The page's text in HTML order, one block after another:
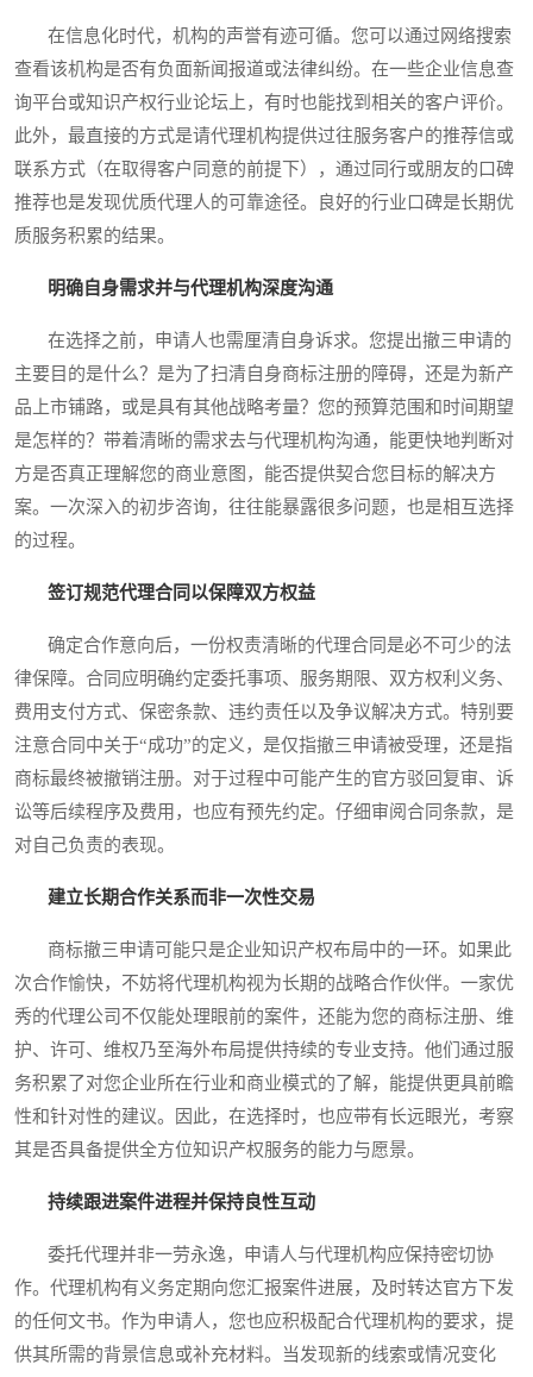
在信息化时代，机构的声誉有迹可循。您可以通过网络搜索
查看该机构是否有负面新闻报道或法律纠纷。在一些企业信息查
询平台或知识产权行业论坛上，有时也能找到相关的客户评价。
此外，最直接的方式是请代理机构提供过往服务客户的推荐信或
联系方式（在取得客户同意的前提下），通过同行或朋友的口碑
推荐也是发现优质代理人的可靠途径。良好的行业口碑是长期优
质服务积累的结果。
明确自身需求并与代理机构深度沟通
在选择之前，申请人也需厘清自身诉求。您提出撤三申请的
主要目的是什么？是为了扫清自身商标注册的障碍，还是为新产
品上市铺路，或是具有其他战略考量？您的预算范围和时间期望
是怎样的？带着清晰的需求去与代理机构沟通，能更快地判断对
方是否真正理解您的商业意图，能否提供契合您目标的解决方
案。一次深入的初步咨询，往往能暴露很多问题，也是相互选择
的过程。
签订规范代理合同以保障双方权益
确定合作意向后，一份权责清晰的代理合同是必不可少的法
律保障。合同应明确约定委托事项、服务期限、双方权利义务、
费用支付方式、保密条款、违约责任以及争议解决方式。特别要
注意合同中关于“成功”的定义，是仅指撤三申请被受理，还是指
商标最终被撤销注册。对于过程中可能产生的官方驳回复审、诉
讼等后续程序及费用，也应有预先约定。仔细审阅合同条款，是
对自己负责的表现。
建立长期合作关系而非一次性交易
商标撤三申请可能只是企业知识产权布局中的一环。如果此
次合作愉快，不妨将代理机构视为长期的战略合作伙伴。一家优
秀的代理公司不仅能处理眼前的案件，还能为您的商标注册、维
护、许可、维权乃至海外布局提供持续的专业支持。他们通过服
务积累了对您企业所在行业和商业模式的了解，能提供更具前瞻
性和针对性的建议。因此，在选择时，也应带有长远眼光，考察
其是否具备提供全方位知识产权服务的能力与愿景。
持续跟进案件进程并保持良性互动
委托代理并非一劳永逸，申请人与代理机构应保持密切协
作。代理机构有义务定期向您汇报案件进展，及时转达官方下发
的任何文书。作为申请人，您也应积极配合代理机构的要求，提
供其所需的背景信息或补充材料。当发现新的线索或情况变化